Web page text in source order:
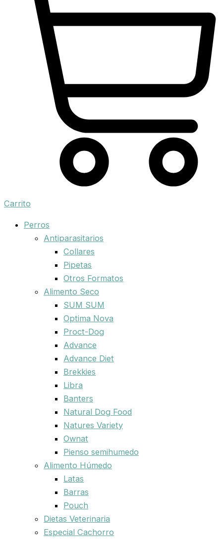
Carrito
Perros
Antiparasitarios
Collares
Pipetas
Otros Formatos
Alimento Seco
SUM SUM
Optima Nova
Proct-Dog
Advance
Advance Diet
Brekkies
Libra
Banters
Natural Dog Food
Natures Variety
Ownat
Pienso semihumedo
Alimento Húmedo
Latas
Barras
Pouch
Dietas Veterinaria
Especial Cachorro